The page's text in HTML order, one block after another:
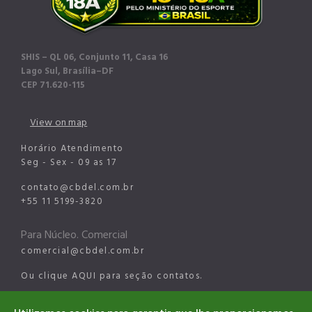
SHIS – QL 06, Conjunto 11, Casa 16
Lago Sul, Brasília–DF
CEP 71.620-115
View on map
Horário Atendimento
Seg - Sex - 09 as 17
contato@cbdel.com.br
+55 11 5199-3820
Para Núcleo. Comercial
comercial@cbdel.com.br
Ou clique AQUI para seção contatos.